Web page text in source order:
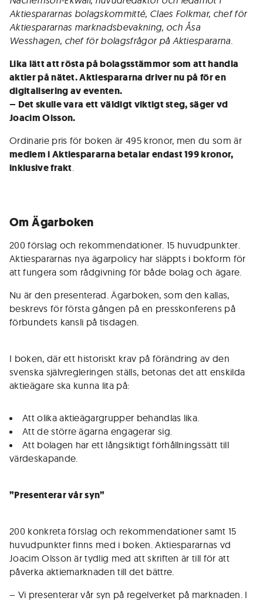
Aktiespararnas bolagskommitté, Claes Folkmar, chef för
Aktiespararnas marknadsbevakning, och Åsa
Wesshagen, chef för bolagsfrågor på Aktiespararna.
Lika lätt att rösta på bolagsstämmor som att handla
aktier på nätet. Aktiespararna driver nu på för en
digitalisering av eventen.
– Det skulle vara ett väldigt viktigt steg, säger vd
Joacim Olsson.
Ordinarie pris för boken är 495 kronor, men du som är
medlem i Aktiespararna betalar endast 199 kronor,
inklusive frakt.
Om Ägarboken
200 förslag och rekommendationer. 15 huvudpunkter.
Aktiespararnas nya ägarpolicy har släppts i bokform för
att fungera som rådgivning för både bolag och ägare.
Nu är den presenterad. Ägarboken, som den kallas,
beskrevs för första gången på en presskonferens på
förbundets kansli på tisdagen.
I boken, där ett historiskt krav på förändring av den
svenska självregleringen ställs, betonas det att enskilda
aktieägare ska kunna lita på:
Att olika aktieägargrupper behandlas lika.
Att de större ägarna engagerar sig.
Att bolagen har ett långsiktigt förhållningssätt till
värdeskapande.
”Presenterar vår syn”
200 konkreta förslag och rekommendationer samt 15
huvudpunkter finns med i boken. Aktiespararnas vd
Joacim Olsson är tydlig med att skriften är till för att
påverka aktiemarknaden till det bättre.
– Vi presenterar vår syn på regelverket på marknaden. I